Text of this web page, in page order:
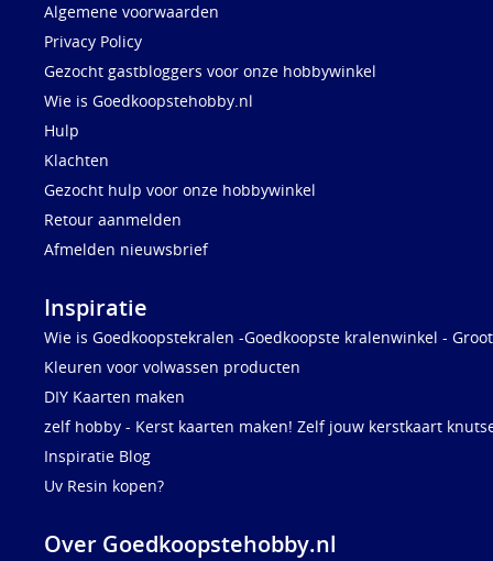
Algemene voorwaarden
Privacy Policy
Gezocht gastbloggers voor onze hobbywinkel
Wie is Goedkoopstehobby.nl
Hulp
Klachten
Gezocht hulp voor onze hobbywinkel
Retour aanmelden
Afmelden nieuwsbrief
Inspiratie
Wie is Goedkoopstekralen -Goedkoopste kralenwinkel -
Kleuren voor volwassen producten
DIY Kaarten maken
zelf hobby - Kerst kaarten maken! Zelf jouw kerstkaart
Inspiratie Blog
Uv Resin kopen?
Over Goedkoopstehobby.nl